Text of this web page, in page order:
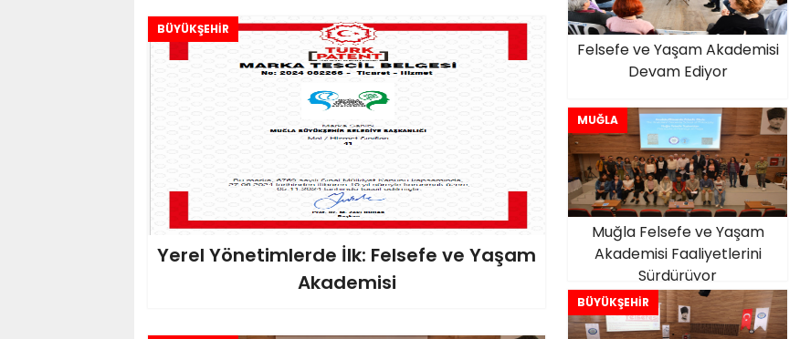
Felsefe ve Yaşam Akademisi
Devam Ediyor
BÜYÜKŞEHİR
Yerel Yönetimlerde İlk: Felsefe ve Yaşam
Akademisi
MUĞLA
Muğla Felsefe ve Yaşam
Akademisi Faaliyetlerini
Sürdürüyor
BÜYÜKŞEHİR